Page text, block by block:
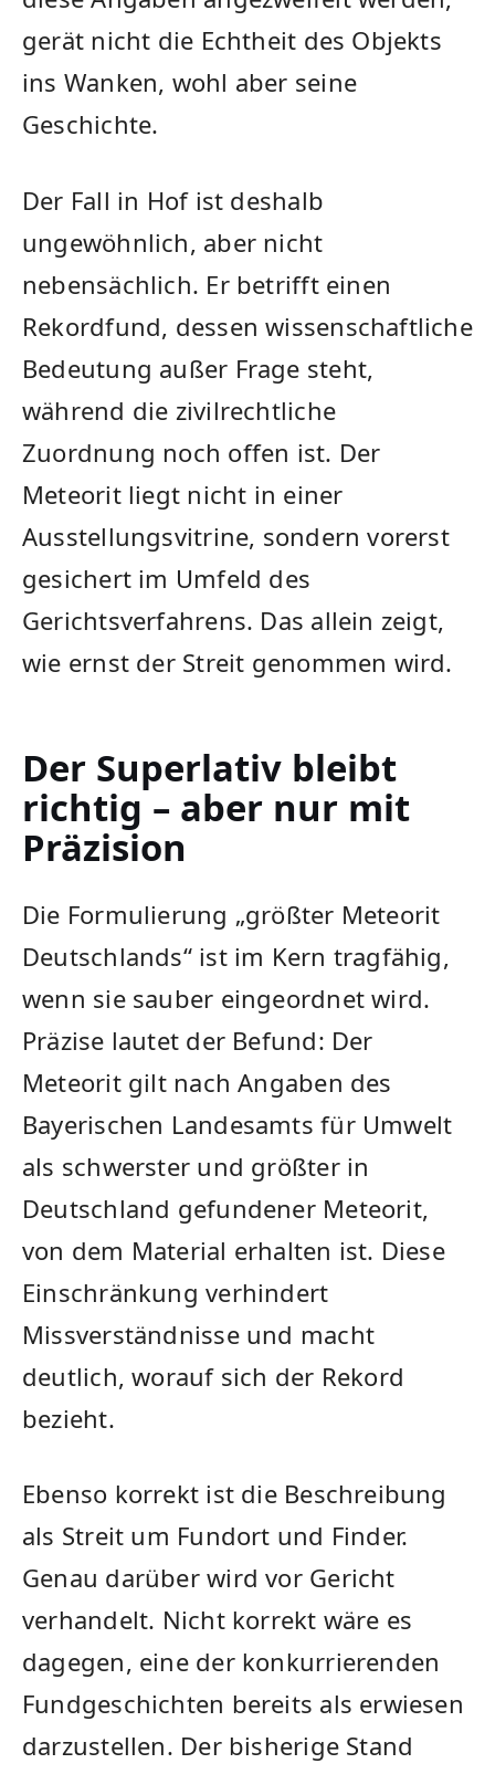
gerät nicht die Echtheit des Objekts
ins Wanken, wohl aber seine
Geschichte.
Der Fall in Hof ist deshalb
ungewöhnlich, aber nicht
nebensächlich. Er betrifft einen
Rekordfund, dessen wissenschaftliche
Bedeutung außer Frage steht,
während die zivilrechtliche
Zuordnung noch offen ist. Der
Meteorit liegt nicht in einer
Ausstellungsvitrine, sondern vorerst
gesichert im Umfeld des
Gerichtsverfahrens. Das allein zeigt,
wie ernst der Streit genommen wird.
Der Superlativ bleibt
richtig – aber nur mit
Präzision
Die Formulierung „größter Meteorit
Deutschlands“ ist im Kern tragfähig,
wenn sie sauber eingeordnet wird.
Präzise lautet der Befund: Der
Meteorit gilt nach Angaben des
Bayerischen Landesamts für Umwelt
als schwerster und größter in
Deutschland gefundener Meteorit,
von dem Material erhalten ist. Diese
Einschränkung verhindert
Missverständnisse und macht
deutlich, worauf sich der Rekord
bezieht.
Ebenso korrekt ist die Beschreibung
als Streit um Fundort und Finder.
Genau darüber wird vor Gericht
verhandelt. Nicht korrekt wäre es
dagegen, eine der konkurrierenden
Fundgeschichten bereits als erwiesen
darzustellen. Der bisherige Stand